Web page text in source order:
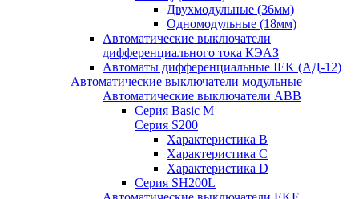
Двухмодульные (36мм)
Одномодульные (18мм)
Автоматические выключатели
дифференциального тока КЭАЗ
Автоматы дифференциальные IEK (АД-12)
Автоматические выключатели модульные
Автоматические выключатели ABB
Серия Basic M
Серия S200
Характеристика B
Характеристика C
Характеристика D
Серия SH200L